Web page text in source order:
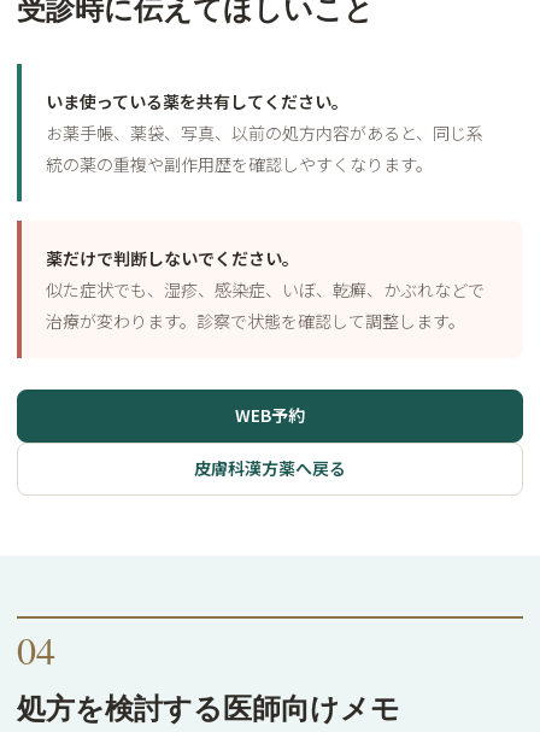
受診時に伝えてほしいこと
いま使っている薬を共有してください。
お薬手帳、薬袋、写真、以前の処方内容があると、同じ系
統の薬の重複や副作用歴を確認しやすくなります。
薬だけで判断しないでください。
似た症状でも、湿疹、感染症、いぼ、乾癬、かぶれなどで
治療が変わります。診察で状態を確認して調整します。
WEB予約
皮膚科漢方薬へ戻る
04
処方を検討する医師向けメモ